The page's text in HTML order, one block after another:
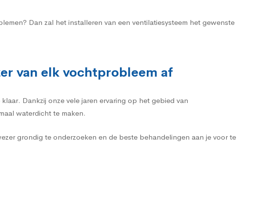
Dan zal het installeren van een ventilatiesysteem het gewenste
van elk vochtprobleem af
Dankzij onze vele jaren ervaring op het gebied van
waterdicht te maken.
grondig te onderzoeken en de beste behandelingen aan je voor te